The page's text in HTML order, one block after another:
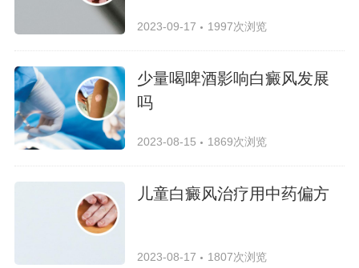
2023-09-17 1997次浏览
少量喝啤酒影响白癜风发展
吗
2023-08-15 1869次浏览
儿童白癜风治疗用中药偏方
2023-08-17 1807次浏览